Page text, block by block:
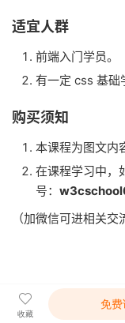
适宜人群
前端入门学员。
有一定 css 基础
购买须知
本课程为图文内
在课程学习中，
号：
（加微信可进相关
收藏
免费